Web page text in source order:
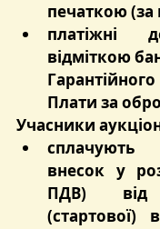
печаткою (за
платіжні
відміткою
Плати за
Учасники
сплачують
внесок у
ПДВ) від
(стартової)